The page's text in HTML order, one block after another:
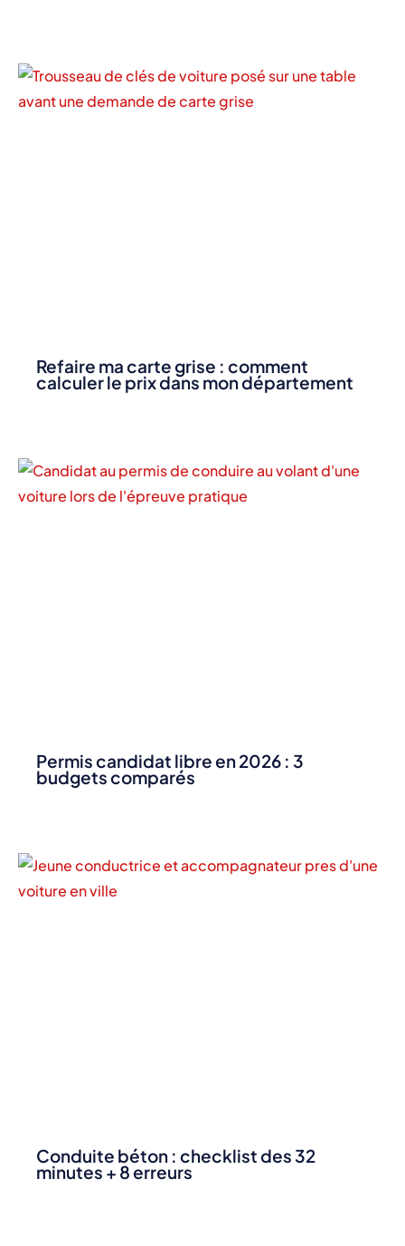
Refaire ma carte grise : comment
calculer le prix dans mon département
Permis candidat libre en 2026 : 3
budgets comparés
Conduite béton : checklist des 32
minutes + 8 erreurs